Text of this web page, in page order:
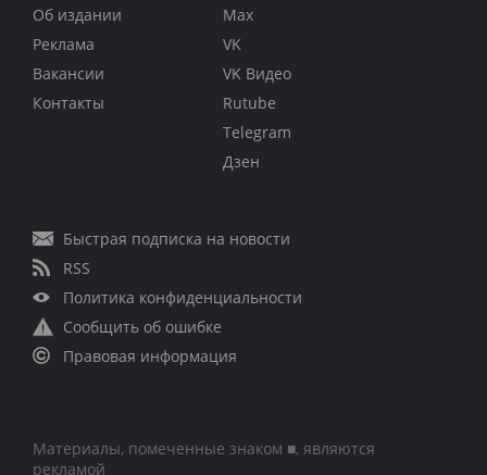
Об издании
Реклама
Вакансии
Контакты
Max
VK
VK Видео
Rutube
Telegram
Дзен
Быстрая подписка на новости
RSS
Политика конфиденциальности
Сообщить об ошибке
Правовая информация
Материалы, помеченные знаком ■, являются
рекламой